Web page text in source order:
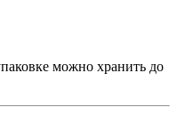
можно хранить до